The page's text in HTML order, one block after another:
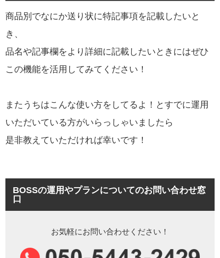
商品別でなにか送り状に特記事項を記載したいと
き、
品名や記事欄をより詳細に記載したいときにはぜひ
この機能を活用してみてください！
またうちはこんな使い方をしてるよ！とすでに運用
いただいている方がいらっしゃいましたら
是非教えていただければ幸いです！
BOSSの運用やプランについてのお問い合わせ窓
口
お気軽にお問い合わせください！